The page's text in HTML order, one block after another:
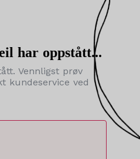
har oppstått...
Vennligst prøv
kundeservice ved